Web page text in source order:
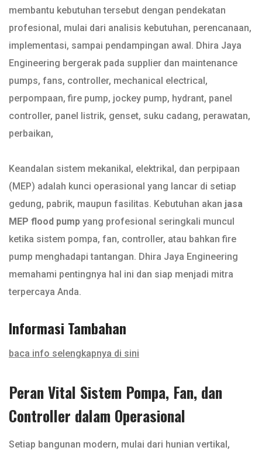
membantu kebutuhan tersebut dengan pendekatan
profesional, mulai dari analisis kebutuhan, perencanaan,
implementasi, sampai pendampingan awal. Dhira Jaya
Engineering bergerak pada supplier dan maintenance
pumps, fans, controller, mechanical electrical,
perpompaan, fire pump, jockey pump, hydrant, panel
controller, panel listrik, genset, suku cadang, perawatan,
perbaikan,
Keandalan sistem mekanikal, elektrikal, dan perpipaan
(MEP) adalah kunci operasional yang lancar di setiap
gedung, pabrik, maupun fasilitas. Kebutuhan akan jasa
MEP flood pump yang profesional seringkali muncul
ketika sistem pompa, fan, controller, atau bahkan fire
pump menghadapi tantangan. Dhira Jaya Engineering
memahami pentingnya hal ini dan siap menjadi mitra
terpercaya Anda.
Informasi Tambahan
baca info selengkapnya di sini
Peran Vital Sistem Pompa, Fan, dan
Controller dalam Operasional
Setiap bangunan modern, mulai dari hunian vertikal,